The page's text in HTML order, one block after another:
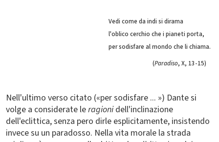
Vedi come da indi si dirama
l'oblico cerchio che i pianeti porta,
per sodisfare al mondo che li chiama.
(Paradiso, X, 13-15)
Nell'ultimo verso citato («per sodisfare ... ») Dante si
volge a considerate leragionidell'inclinazione
dell'eclittica, senza pero dirle esplicitamente, insistendo
invece su un paradosso. Nella vita morale la strada